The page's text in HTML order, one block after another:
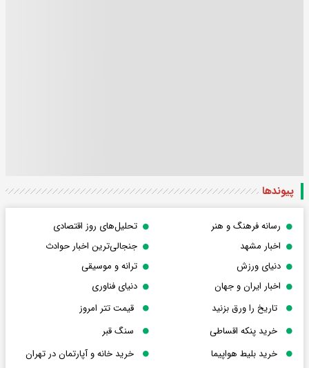
پیوندها
رسانه فرهنگ و هنر
تحلیل‌های روز اقتصادی
اخبار مشهد
جنجالی‌ترین اخبار حوادث
دنیای ورزش
ترانه و موسیقی
اخبار ایران و جهان
دنیای فناوری
تاریخ را ورق بزنید
قیمت تتر امروز
خرید پنکه اقساطی
سنگ قبر
خرید بلیط هواپیما
خرید خانه و آپارتمان در تهران